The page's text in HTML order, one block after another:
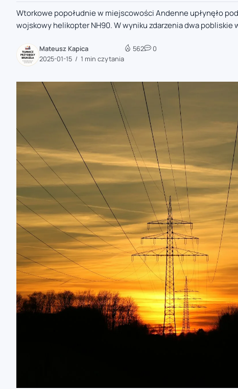
zaobserwuj nas
zaobserwuj nas
zaobserwuj nas
zaobserwuj nas
zaobserwuj nas
Wtorkowe popołudnie w miejscowości Andenne upłynęło
wojskowy helikopter NH90. W wyniku zdarzenia dwa pobliskie
Mateusz Kapica
2025-01-15
1 min czytania
562 0